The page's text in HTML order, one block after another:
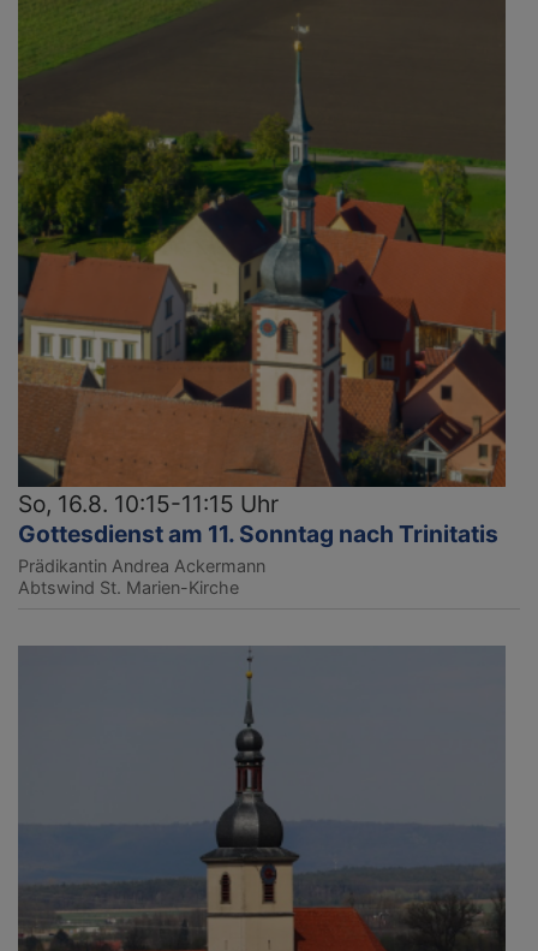
So, 16.8. 10:15-11:15 Uhr
Gottesdienst am 11. Sonntag nach Trinitatis
Prädikantin Andrea Ackermann
Abtswind St. Marien-Kirche